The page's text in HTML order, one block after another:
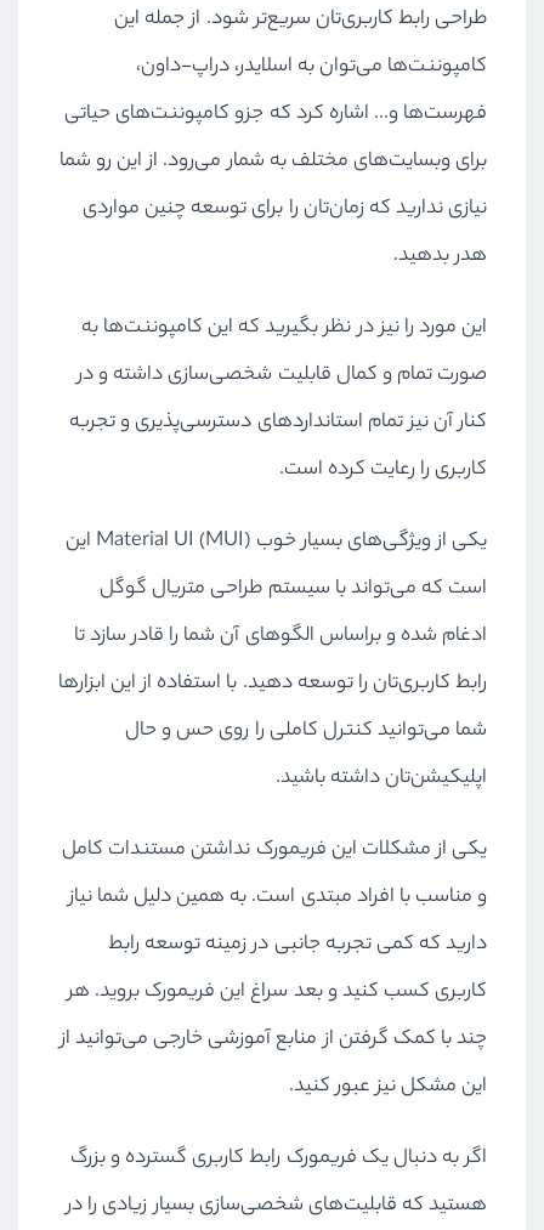
طراحی رابط کاربری‌تان سریع‌تر شود. از جمله این
کامپوننت‌ها می‌توان به اسلایدر، دراپ-داون،
فهرست‌ها و... اشاره کرد که جزو کامپوننت‌های حیاتی
برای وبسایت‌های مختلف به شمار می‌رود. از این رو شما
نیازی ندارید که زمان‌تان را برای توسعه چنین مواردی
هدر بدهید.
این مورد را نیز در نظر بگیرید که این کامپوننت‌ها به
صورت تمام و کمال قابلیت شخصی‌سازی داشته و در
کنار آن نیز تمام استانداردهای دسترسی‌پذیری و تجربه
کاربری را رعایت کرده است.
یکی از ویژگی‌های بسیار خوب Material UI (MUI) این
است که می‌تواند با سیستم طراحی متریال گوگل
ادغام شده و براساس الگوهای آن شما را قادر سازد تا
رابط کاربری‌تان را توسعه دهید. با استفاده از این ابزارها
شما می‌توانید کنترل کاملی را روی حس و حال
اپلیکیشن‌تان داشته باشید.
یکی از مشکلات این فریمورک نداشتن مستندات کامل
و مناسب با افراد مبتدی است. به همین دلیل شما نیاز
دارید که کمی تجربه جانبی در زمینه توسعه رابط
کاربری کسب کنید و بعد سراغ این فریمورک بروید. هر
چند با کمک گرفتن از منابع آموزشی خارجی می‌توانید از
این مشکل نیز عبور کنید.
اگر به دنبال یک فریمورک رابط کاربری گسترده و بزرگ
هستید که قابلیت‌های شخصی‌سازی بسیار زیادی را در